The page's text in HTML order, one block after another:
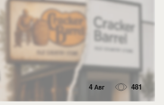
4 Авг 481